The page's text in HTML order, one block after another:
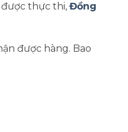
thực thi, Đồng
được hàng. Bao